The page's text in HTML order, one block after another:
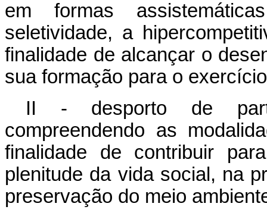
em formas
seletividade, a
finalidade de alcançar o
sua formação para o
II - desporto de
compreendendo as
finalidade de contribuir
plenitude da vida social, na
preservação do meio